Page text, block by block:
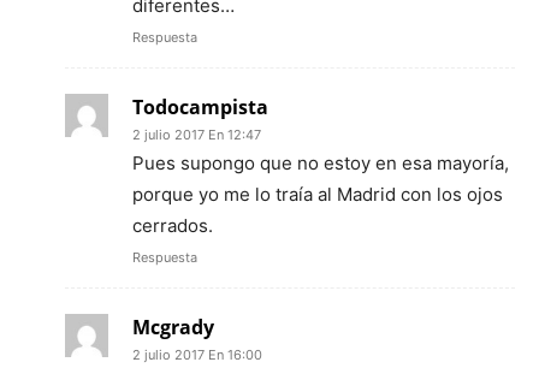
diferentes…
Respuesta
Todocampista
2 julio 2017 En 12:47
Pues supongo que no estoy en esa mayoría,
porque yo me lo traía al Madrid con los ojos
cerrados.
Respuesta
Mcgrady
2 julio 2017 En 16:00